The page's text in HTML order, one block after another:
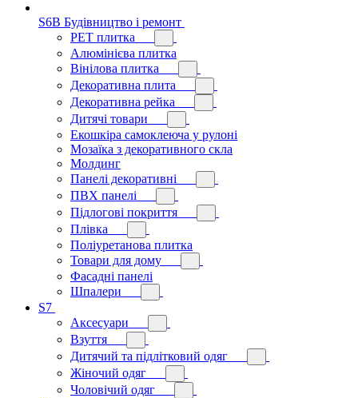
S6B Будівництво і ремонт
PЕT плитка
Алюмінієва плитка
Вінілова плитка
Декоративна плита
Декоративна рейка
Дитячі товари
Екошкіра самоклеюча у рулоні
Мозаїка з декоративного скла
Молдинг
Панелі декоративні
ПВХ панелі
Підлогові покриття
Плівка
Поліуретанова плитка
Товари для дому
Фасадні панелі
Шпалери
S7
Аксесуари
Взуття
Дитячий та підлітковий одяг
Жіночий одяг
Чоловічий одяг